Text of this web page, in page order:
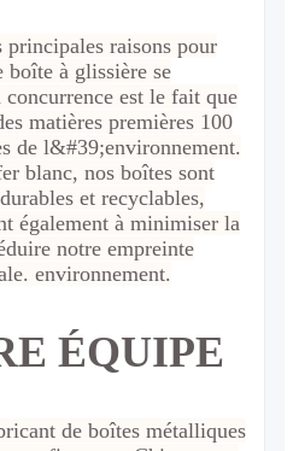
raisons pour
boîte à glissière se
concurrence est le fait que
matières premières 100
de l&#39;environnement.
blanc, nos boîtes sont
et recyclables,
également à minimiser la
notre empreinte
environnement.
ÉQUIPE
de boîtes métalliques